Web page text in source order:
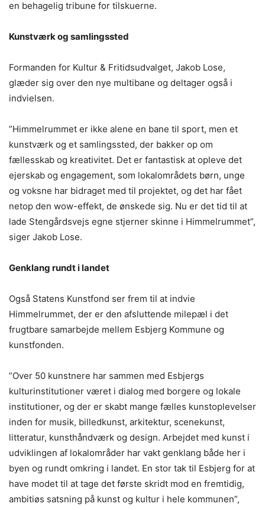
en behagelig tribune for tilskuerne.
Kunstværk og samlingssted
Formanden for Kultur & Fritidsudvalget, Jakob Lose,
glæder sig over den nye multibane og deltager også i
indvielsen.
”Himmelrummet er ikke alene en bane til sport, men et
kunstværk og et samlingssted, der bakker op om
fællesskab og kreativitet. Det er fantastisk at opleve det
ejerskab og engagement, som lokalområdets børn, unge
og voksne har bidraget med til projektet, og det har fået
netop den wow-effekt, de ønskede sig. Nu er det tid til at
lade Stengårdsvejs egne stjerner skinne i Himmelrummet”,
siger Jakob Lose.
Genklang rundt i landet
Også Statens Kunstfond ser frem til at indvie
Himmelrummet, der er den afsluttende milepæl i det
frugtbare samarbejde mellem Esbjerg Kommune og
kunstfonden.
”Over 50 kunstnere har sammen med Esbjergs
kulturinstitutioner været i dialog med borgere og lokale
institutioner, og der er skabt mange fælles kunstoplevelser
inden for musik, billedkunst, arkitektur, scenekunst,
litteratur, kunsthåndværk og design. Arbejdet med kunst i
udviklingen af lokalområder har vakt genklang både her i
byen og rundt omkring i landet. En stor tak til Esbjerg for at
have modet til at tage det første skridt mod en fremtidig,
ambitiøs satsning på kunst og kultur i hele kommunen”,